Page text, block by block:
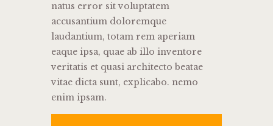
natus error sit voluptatem
accusantium doloremque
laudantium, totam rem aperiam
eaque ipsa, quae ab illo inventore
veritatis et quasi architecto beatae
vitae dicta sunt, explicabo. nemo
enim ipsam.